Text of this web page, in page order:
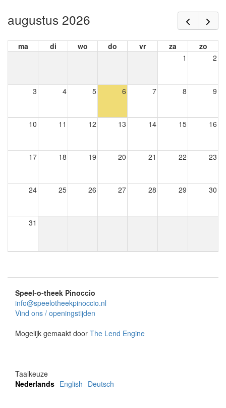
augustus 2026
ma di wo do vr za
zo
1
2
3 4 5 6 7 8 9
10 11 12 13 14 15 16
17 18 19 20 21 22 23
24 25 26 27 28 29 30
31
Speel-o-theek Pinoccio
info@speelotheekpinoccio.nl
Vind ons / openingstijden
Mogelijk gemaakt door The Lend Engine
Taalkeuze
Nederlands English Deutsch